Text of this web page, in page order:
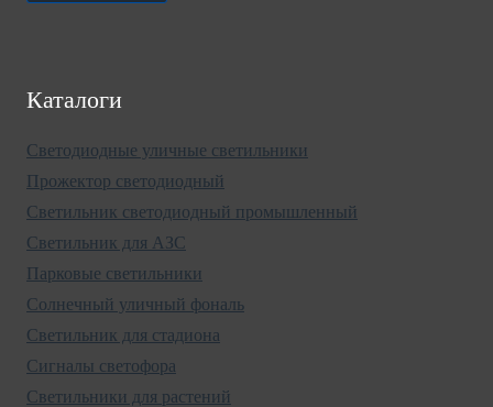
Каталоги
Светодиодные уличные светильники
Прожектор светодиодный
Светильник светодиодный промышленный
Светильник для АЗС
Парковые светильники
Солнечный уличный фональ
Светильник для стадиона
Сигналы светофора
Светильники для растений